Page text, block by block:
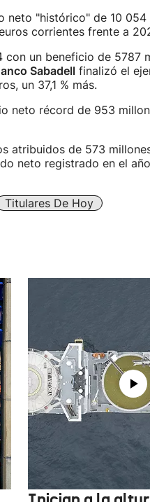
neto "histórico" de 10 054
corrientes frente a
un beneficio de 5787
Sabadellfinalizó el
un 37,1 % más.
neto récord de 953
atribuidos de 573
neto registrado en el
Titulares De Hoy